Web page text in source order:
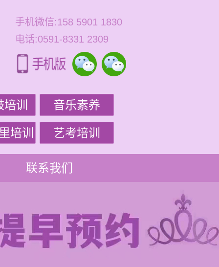
手机微信:158 5901 1830
电话:0591-8331 2309
训 音乐素养
培训 艺考培训
联系我们